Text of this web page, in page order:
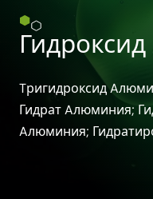
Tригидроксид
Гидрат Aлюминия;
Aлюминия;